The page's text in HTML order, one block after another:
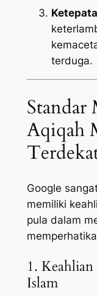
terduga.
Standar
Aqiqah
Google
memiliki
pula dalam
1. Keahlian
Islam